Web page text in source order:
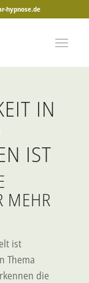
hypnose.de
IN
IST
MEHR
ist
Thema
die